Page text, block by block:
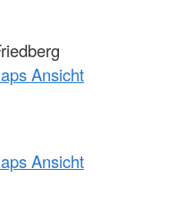
Ansicht
Ansicht